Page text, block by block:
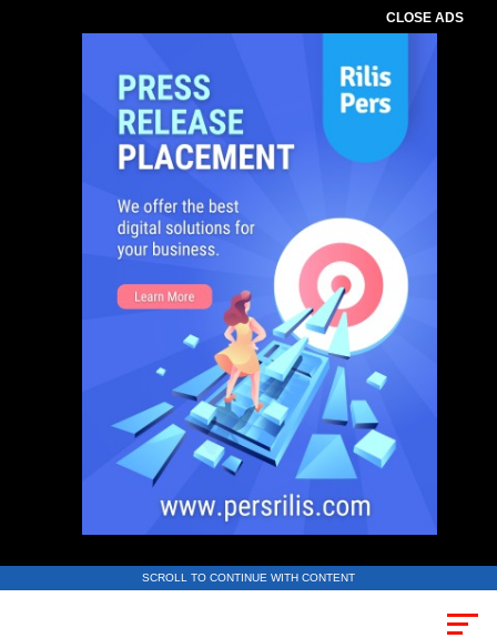
CLOSE ADS
SCROLL TO CONTINUE WITH CONTENT